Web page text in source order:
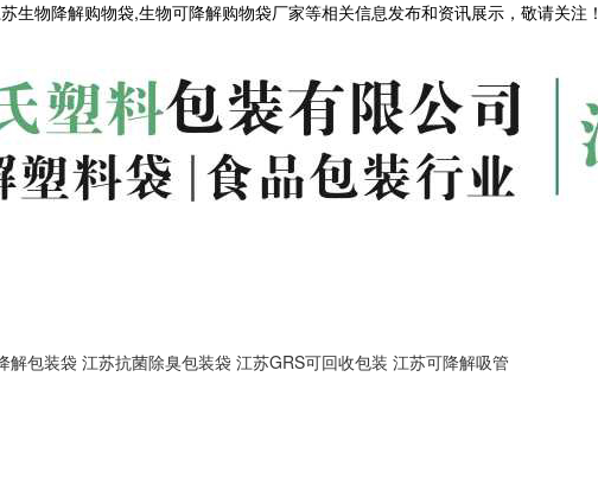
生物降解购物袋,生物可降解购物袋厂家等相关信息发布和资讯展示，敬请关注！
解包装袋 江苏抗菌除臭包装袋 江苏GRS可回收包装 江苏可降解吸管